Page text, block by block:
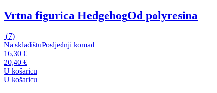
Vrtna figurica HedgehogOd polyresina
(7)
Na skladištuPosljednji komad
16,30 €
20,40 €
U košaricu
U košaricu